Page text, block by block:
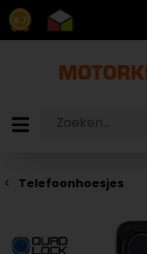
8.7
Telefoonhoesjes